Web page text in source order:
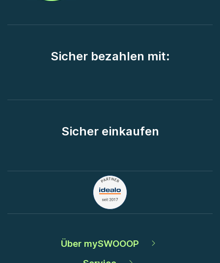
Sicher bezahlen mit:
Sicher einkaufen
Über mySWOOOP